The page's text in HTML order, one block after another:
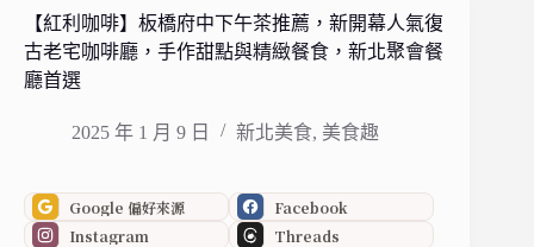
【紅利咖啡】板橋府中下午茶推薦，新開幕人氣復
古老宅咖啡廳，手作甜點與精緻餐食，新北聚會餐
廳首選
2025 年 1 月 9 日 新北美食, 美食趣
Google 偏好來源
Facebook
Instagram
Threads